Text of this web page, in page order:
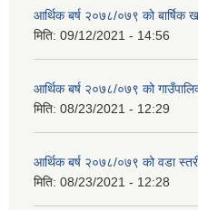
आर्थिक बर्ष २०७८/०७९ को बार्षिक
मिति: 09/12/2021 - 14:56
आर्थिक बर्ष २०७८/०७९ को
मिति: 08/23/2021 - 12:29
आर्थिक बर्ष २०७८/०७९ को वडा
मिति: 08/23/2021 - 12:28